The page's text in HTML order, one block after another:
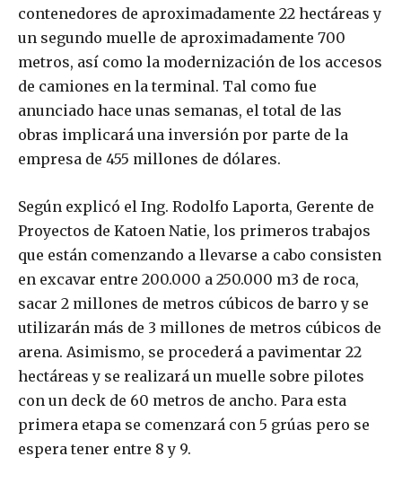
contenedores de aproximadamente 22 hectáreas y
un segundo muelle de aproximadamente 700
metros, así como la modernización de los accesos
de camiones en la terminal. Tal como fue
anunciado hace unas semanas, el total de las
obras implicará una inversión por parte de la
empresa de 455 millones de dólares.
Según explicó el Ing. Rodolfo Laporta, Gerente de
Proyectos de Katoen Natie, los primeros trabajos
que están comenzando a llevarse a cabo consisten
en excavar entre 200.000 a 250.000 m3 de roca,
sacar 2 millones de metros cúbicos de barro y se
utilizarán más de 3 millones de metros cúbicos de
arena. Asimismo, se procederá a pavimentar 22
hectáreas y se realizará un muelle sobre pilotes
con un deck de 60 metros de ancho. Para esta
primera etapa se comenzará con 5 grúas pero se
espera tener entre 8 y 9.